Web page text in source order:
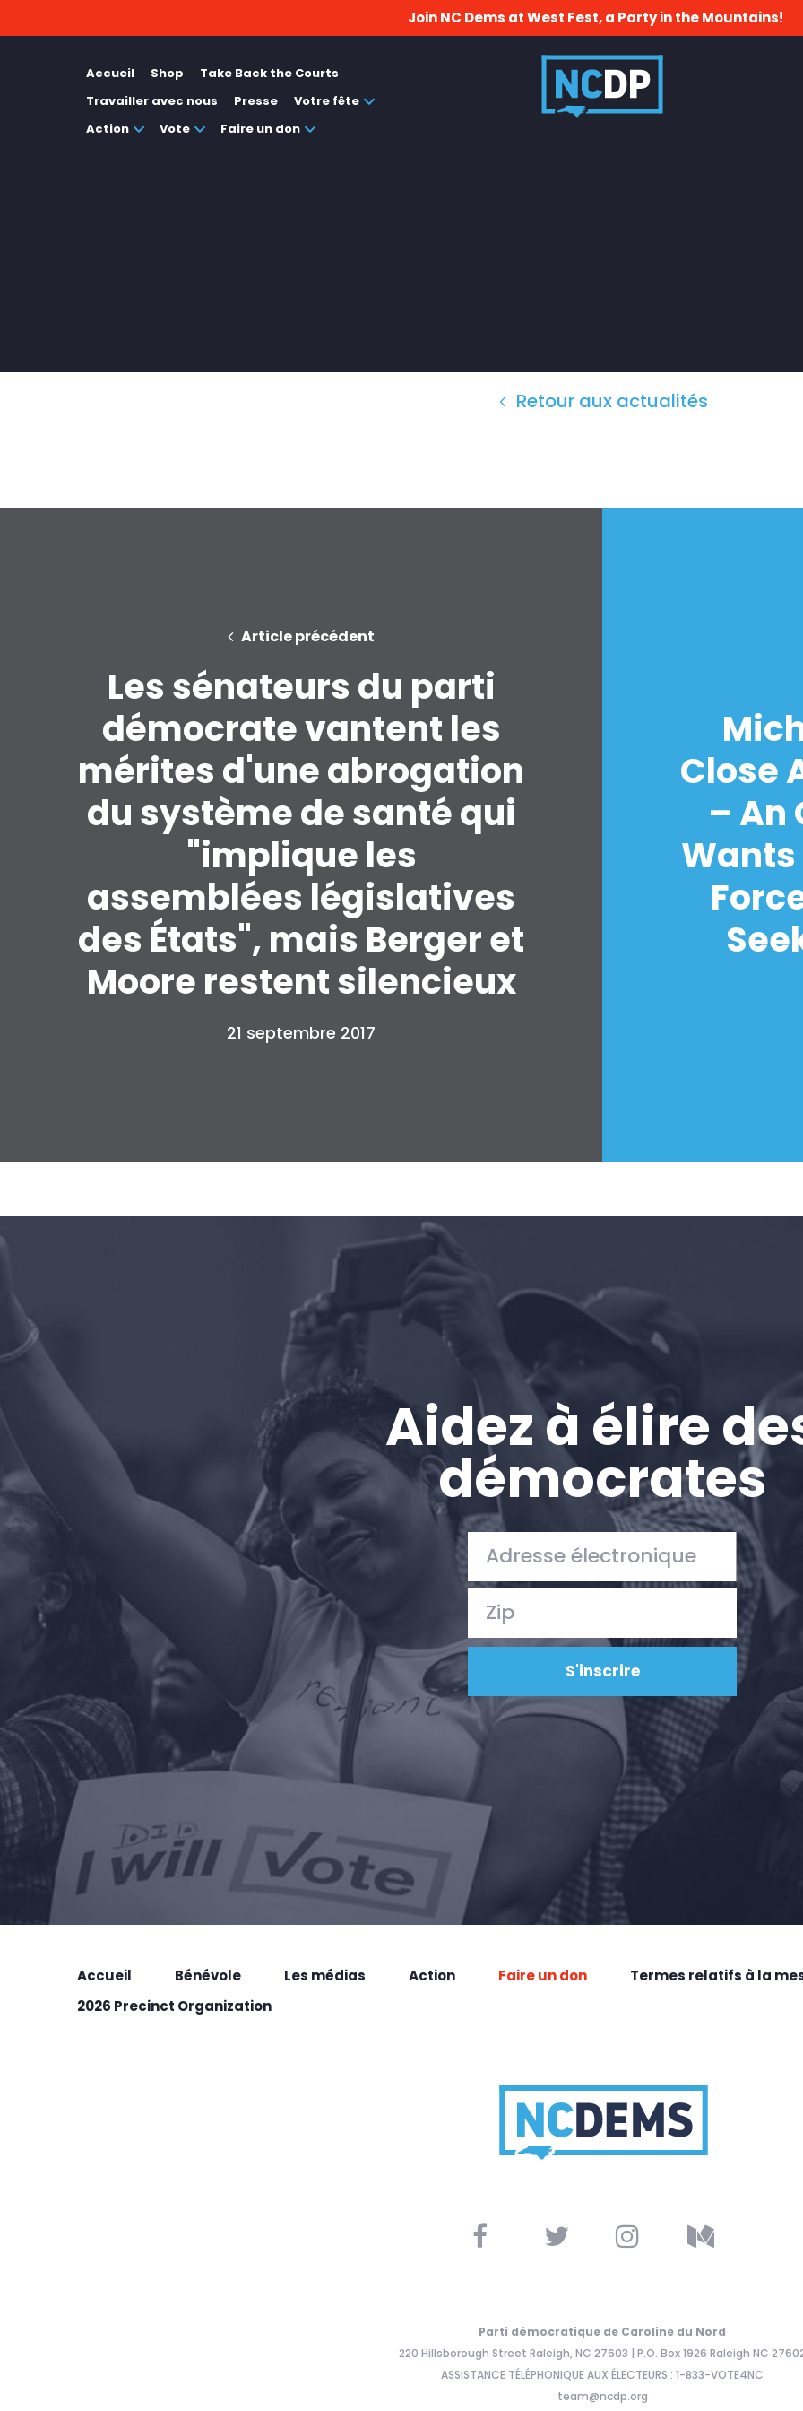
Shop
Take Back the Courts
Travailler avec nous
Action
Vote
Faire un don
Join NC Dems at West Fest, a Party in the Mountains!
Accueil Shop
Take Back the Courts
Travailler avec nous
Presse
Votre fête
Action
Vote Faire un don
Retour aux actualités
Article précédent
Les sénateurs du parti
démocrate vantent les
mérites d'une abrogation
du système de santé qui
"implique les
assemblées législatives
des États", mais Berger et
Moore restent silencieux
21 septembre 2017
Close
– An
Wants
Aidez à élire
démocrates
Accueil Bénévole Les médias Action Faire un don
Termes relatifs à la
2026 Precinct Organization
Parti démocratique de Caroline du Nord
220 Hillsborough Street Raleigh, NC 27603 | P.O. Box 1926 Raleigh NC
ASSISTANCE TÉLÉPHONIQUE AUX ÉLECTEURS : 1-833-VOTE4NC
team@ncdp.org